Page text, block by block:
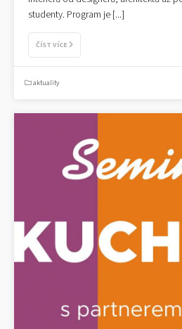
studenty. Program je [...]
ČÍST VÍCE
aktuality